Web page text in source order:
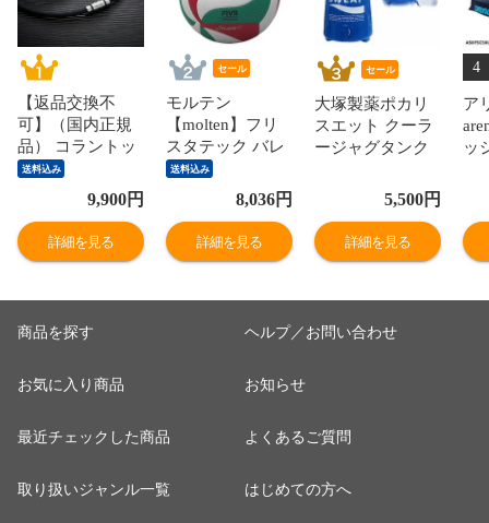
【返品交換不
可】（国内正規
品） コラントッ
テ 【 Colantotte
】 コラントッテ
ネックレス
CREST ABAAS
【 ABAAS5 磁気
セサリー スポー
ツ アスリート メ
ンズ レディース
象】[自社]
送料込み
9,900円
詳細を見る
セール
モルテン
【molten】フリ
スタテック バレ
ーボール 5号球
（検定球）2026
年継続モデル
【国際公認球
V5M5000 ネーム
ん】【翌日配達
送料込み
8,036円
詳細を見る
セール
大塚製薬ポカリ
スエット クーラ
ージャグタンク
リットル ジャグ
ボトル 水分補
給】【翌日配達
対象】[自社]
5,500円
詳細を見る
4
ア
ッ
ッ
ュ
習
商品を探す
お気に入り商品
最近チェックした商品
取り扱いジャンル一覧
ヘルプ／お問い合わせ
お知らせ
よくあるご質問
はじめての方へ